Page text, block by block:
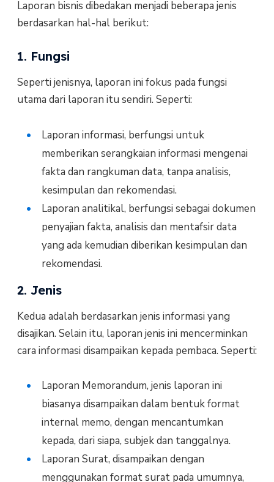
Laporan bisnis dibedakan menjadi beberapa jenis
berdasarkan hal-hal berikut:
1. Fungsi
Seperti jenisnya, laporan ini fokus pada fungsi
utama dari laporan itu sendiri. Seperti:
Laporan informasi, berfungsi untuk
memberikan serangkaian informasi mengenai
fakta dan rangkuman data, tanpa analisis,
kesimpulan dan rekomendasi.
Laporan analitikal, berfungsi sebagai dokumen
penyajian fakta, analisis dan mentafsir data
yang ada kemudian diberikan kesimpulan dan
rekomendasi.
2. Jenis
Kedua adalah berdasarkan jenis informasi yang
disajikan. Selain itu, laporan jenis ini mencerminkan
cara informasi disampaikan kepada pembaca. Seperti:
Laporan Memorandum, jenis laporan ini
biasanya disampaikan dalam bentuk format
internal memo, dengan mencantumkan
kepada, dari siapa, subjek dan tanggalnya.
Laporan Surat, disampaikan dengan
menggunakan format surat pada umumnya,